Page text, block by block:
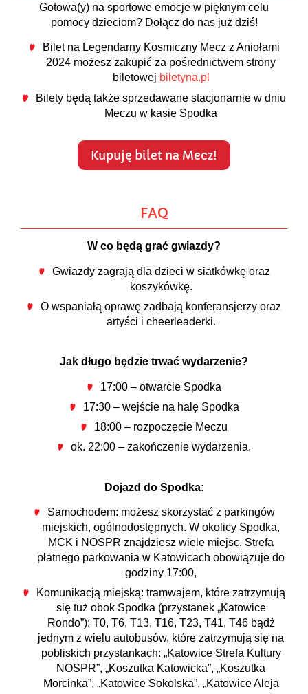
Gotowa(y) na sportowe emocje w pięknym celu
pomocy dzieciom? Dołącz do nas już dziś!
Bilet na Legendarny Kosmiczny Mecz z Aniołami
2024 możesz zakupić za pośrednictwem strony
biletowej biletyna.pl
Bilety będą także sprzedawane stacjonarnie w dniu
Meczu w kasie Spodka
Kupuję bilet na Mecz!
FAQ
W co będą grać gwiazdy?
Gwiazdy zagrają dla dzieci w siatkówkę oraz
koszykówkę.
O wspaniałą oprawę zadbają konferansjerzy oraz
artyści i cheerleaderki.
Jak długo będzie trwać wydarzenie?
17:00 – otwarcie Spodka
17:30 – wejście na halę Spodka
18:00 – rozpoczęcie Meczu
ok. 22:00 – zakończenie wydarzenia.
Dojazd do Spodka:
Samochodem: możesz skorzystać z parkingów
miejskich, ogólnodostępnych. W okolicy Spodka,
MCK i NOSPR znajdziesz wiele miejsc. Strefa
płatnego parkowania w Katowicach obowiązuje do
godziny 17:00,
Komunikacją miejską: tramwajem, które zatrzymują
się tuż obok Spodka (przystanek „Katowice
Rondo”): T0, T6, T13, T16, T23, T41, T46 bądź
jednym z wielu autobusów, które zatrzymują się na
pobliskich przystankach: „Katowice Strefa Kultury
NOSPR”, „Koszutka Katowicka”, „Koszutka
Morcinka”, „Katowice Sokolska”, „Katowice Aleja